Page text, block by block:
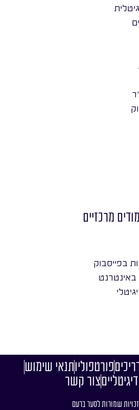
מרכזיים
בפייסבוק
באינטרנט
פורטפוליותנאי שימוש
צור קשר
שמורות לסער ברעם